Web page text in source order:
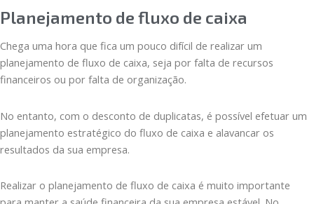
Planejamento de fluxo de caixa
Chega uma hora que fica um pouco difícil de realizar um
planejamento de fluxo de caixa, seja por falta de recursos
financeiros ou por falta de organização.
No entanto, com o desconto de duplicatas, é possível efetuar um
planejamento estratégico do fluxo de caixa e alavancar os
resultados da sua empresa.
Realizar o planejamento de fluxo de caixa é muito importante